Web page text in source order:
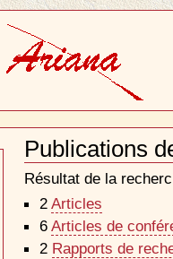
Publications
Document
Actions
Résultat de la
2 Articles
6 Articles de
2 Rapports de